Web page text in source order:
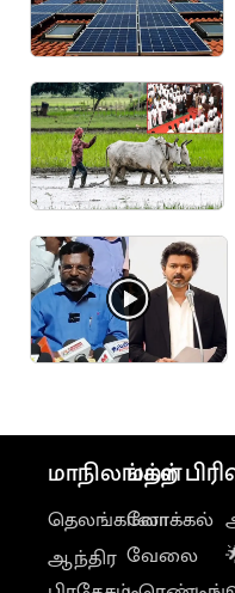
மாநிலங்கள்
தெலங்கானா
ஆந்திர
மற்ற
லோக்கல்
வேலை